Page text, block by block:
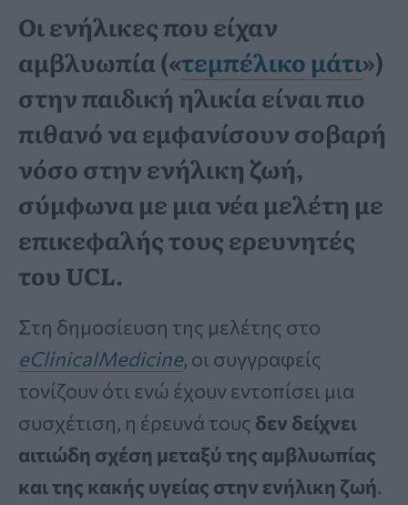
Οι ενήλικες που είχαν
αμβλυωπία («τεμπέλικο μάτι»)
στην παιδική ηλικία είναι πιο
πιθανό να εμφανίσουν σοβαρή
νόσο στην ενήλικη ζωή,
σύμφωνα με μια νέα μελέτη με
επικεφαλής τους ερευνητές
του UCL.
Στη δημοσίευση της μελέτης στο
eClinicalMedicine, οι συγγραφείς
τονίζουν ότι ενώ έχουν εντοπίσει μια
συσχέτιση, η έρευνά τους δεν δείχνει
αιτιώδη σχέση μεταξύ της αμβλυωπίας
και της κακής υγείας στην ενήλικη ζωή.